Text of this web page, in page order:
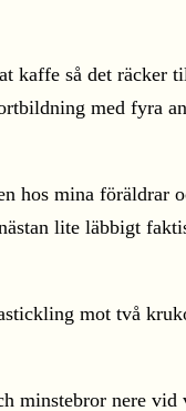
kaffe så det
med fyra
hos mina föräldrar
lite läbbigt
mot två
minstebror nere vid